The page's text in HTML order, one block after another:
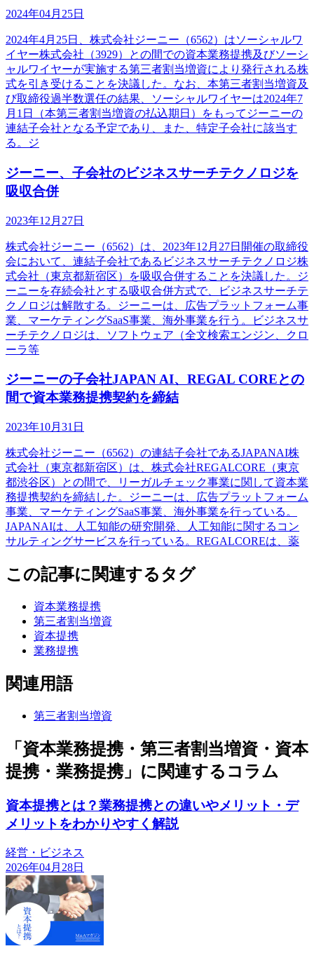
2024年04月25日
2024年4月25日、株式会社ジーニー（6562）はソーシャルワ
イヤー株式会社（3929）との間での資本業務提携及びソーシ
ャルワイヤーが実施する第三者割当増資により発行される株
式を引き受けることを決議した。なお、本第三者割当増資及
び取締役過半数選任の結果、ソーシャルワイヤーは2024年7
月1日（本第三者割当増資の払込期日）をもってジーニーの
連結子会社となる予定であり、また、特定子会社に該当す
る。ジ
ジーニー、子会社のビジネスサーチテクノロジを
吸収合併
2023年12月27日
株式会社ジーニー（6562）は、2023年12月27日開催の取締役
会において、連結子会社であるビジネスサーチテクノロジ株
式会社（東京都新宿区）を吸収合併することを決議した。ジ
ーニーを存続会社とする吸収合併方式で、ビジネスサーチテ
クノロジは解散する。ジーニーは、広告プラットフォーム事
業、マーケティングSaaS事業、海外事業を行う。ビジネスサ
ーチテクノロジは、ソフトウェア（全文検索エンジン、クロ
ーラ等
ジーニーの子会社JAPAN AI、REGAL COREとの
間で資本業務提携契約を締結
2023年10月31日
株式会社ジーニー（6562）の連結子会社であるJAPANAI株
式会社（東京都新宿区）は、株式会社REGALCORE（東京
都渋谷区）との間で、リーガルチェック事業に関して資本業
務提携契約を締結した。ジーニーは、広告プラットフォーム
事業、マーケティングSaaS事業、海外事業を行っている。
JAPANAIは、人工知能の研究開発、人工知能に関するコン
サルティングサービスを行っている。REGALCOREは、薬
この記事に関連するタグ
資本業務提携
第三者割当増資
資本提携
業務提携
関連用語
第三者割当増資
「資本業務提携・第三者割当増資・資本
提携・業務提携」に関連するコラム
資本提携とは？業務提携との違いやメリット・デ
メリットをわかりやすく解説
経営・ビジネス
2026年04月28日